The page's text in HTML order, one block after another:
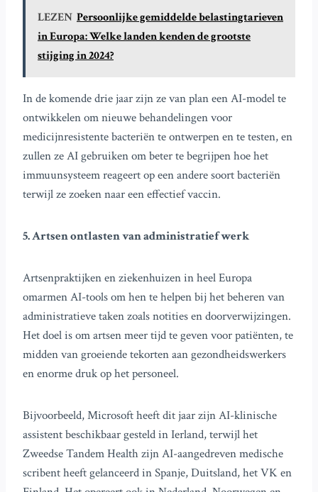
LEZEN Persoonlijke gemiddelde belastingtarieven
in Europa: Welke landen kenden de grootste
stijging in 2024?
In de komende drie jaar zijn ze van plan een AI-model te
ontwikkelen om nieuwe behandelingen voor
medicijnresistente bacteriën te ontwerpen en te testen, en
zullen ze AI gebruiken om beter te begrijpen hoe het
immuunsysteem reageert op een andere soort bacteriën
terwijl ze zoeken naar een effectief vaccin.
5. Artsen ontlasten van administratief werk
Artsenpraktijken en ziekenhuizen in heel Europa
omarmen AI-tools om hen te helpen bij het beheren van
administratieve taken zoals notities en doorverwijzingen.
Het doel is om artsen meer tijd te geven voor patiënten, te
midden van groeiende tekorten aan gezondheidswerkers
en enorme druk op het personeel.
Bijvoorbeeld, Microsoft heeft dit jaar zijn AI-klinische
assistent beschikbaar gesteld in Ierland, terwijl het
Zweedse Tandem Health zijn AI-aangedreven medische
scribent heeft gelanceerd in Spanje, Duitsland, het VK en